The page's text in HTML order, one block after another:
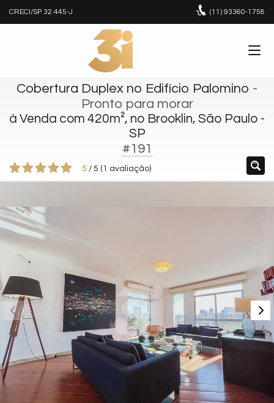
CRECI/SP 32.445-J (11) 93360-1758
Cobertura Duplex no Edifício Palomino -
Pronto para morar
à Venda com 420m², no Brooklin, São Paulo -
SP
#191
5 / 5 ( 1 avaliação)